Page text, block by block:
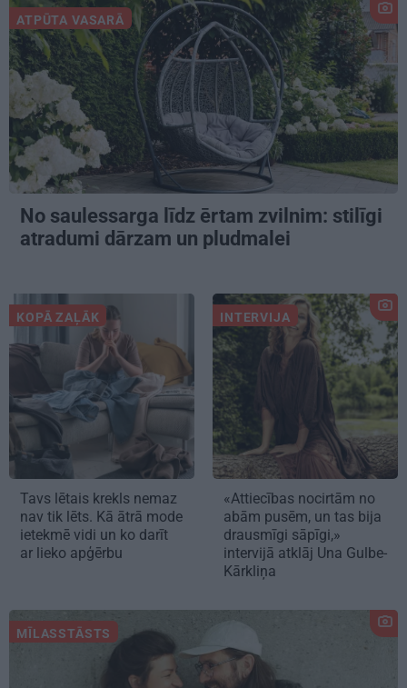
ATPŪTA VASARĀ
No saulessarga līdz ērtam zvilnim: stilīgi
atradumi dārzam un pludmalei
KOPĀ ZAĻĀK
Tavs lētais krekls nemaz
nav tik lēts. Kā ātrā mode
ietekmē vidi un ko darīt
ar lieko apģērbu
INTERVIJA
«Attiecības nocirtām no
abām pusēm, un tas bija
drausmīgi sāpīgi,»
intervijā atklāj Una Gulbe-
Kārkliņa
MĪLASSTĀSTS